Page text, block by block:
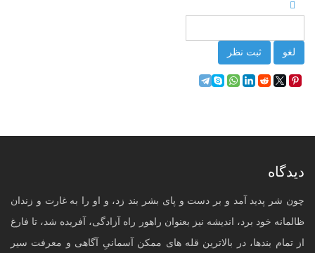
لغو ثبت نظر
دیدگاه
چون شر پدید آمد و بر دست و پای بشر بند زد، و او را به غارت و زندان
ظالمانه خود برد، اندیشه نیز بعنوان راهور راه آزادگی، آفریده شد، تا فارغ
از تمام بندها، در بالاترین قله های ممکن آسمانیِ آگاهی و معرفت سیر